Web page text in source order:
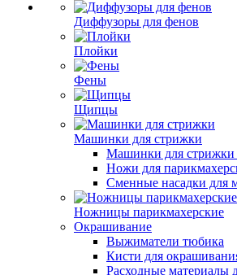
Диффузоры для фенов
Плойки
Фены
Щипцы
Машинки для стрижки
Машинки для стрижки
Ножи для
Сменные насадки для
Ножницы парикмахерские
Окрашивание
Выжиматели тюбика
Кисти для
Расходные материалы